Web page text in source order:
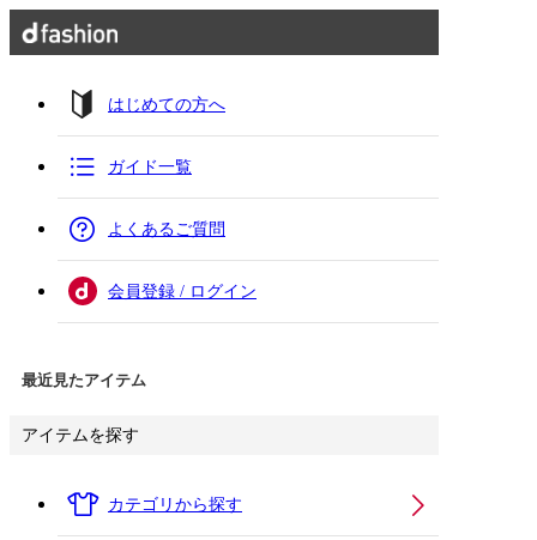
はじめての方へ
ガイド一覧
よくあるご質問
会員登録 / ログイン
最近見たアイテム
アイテムを探す
カテゴリから探す